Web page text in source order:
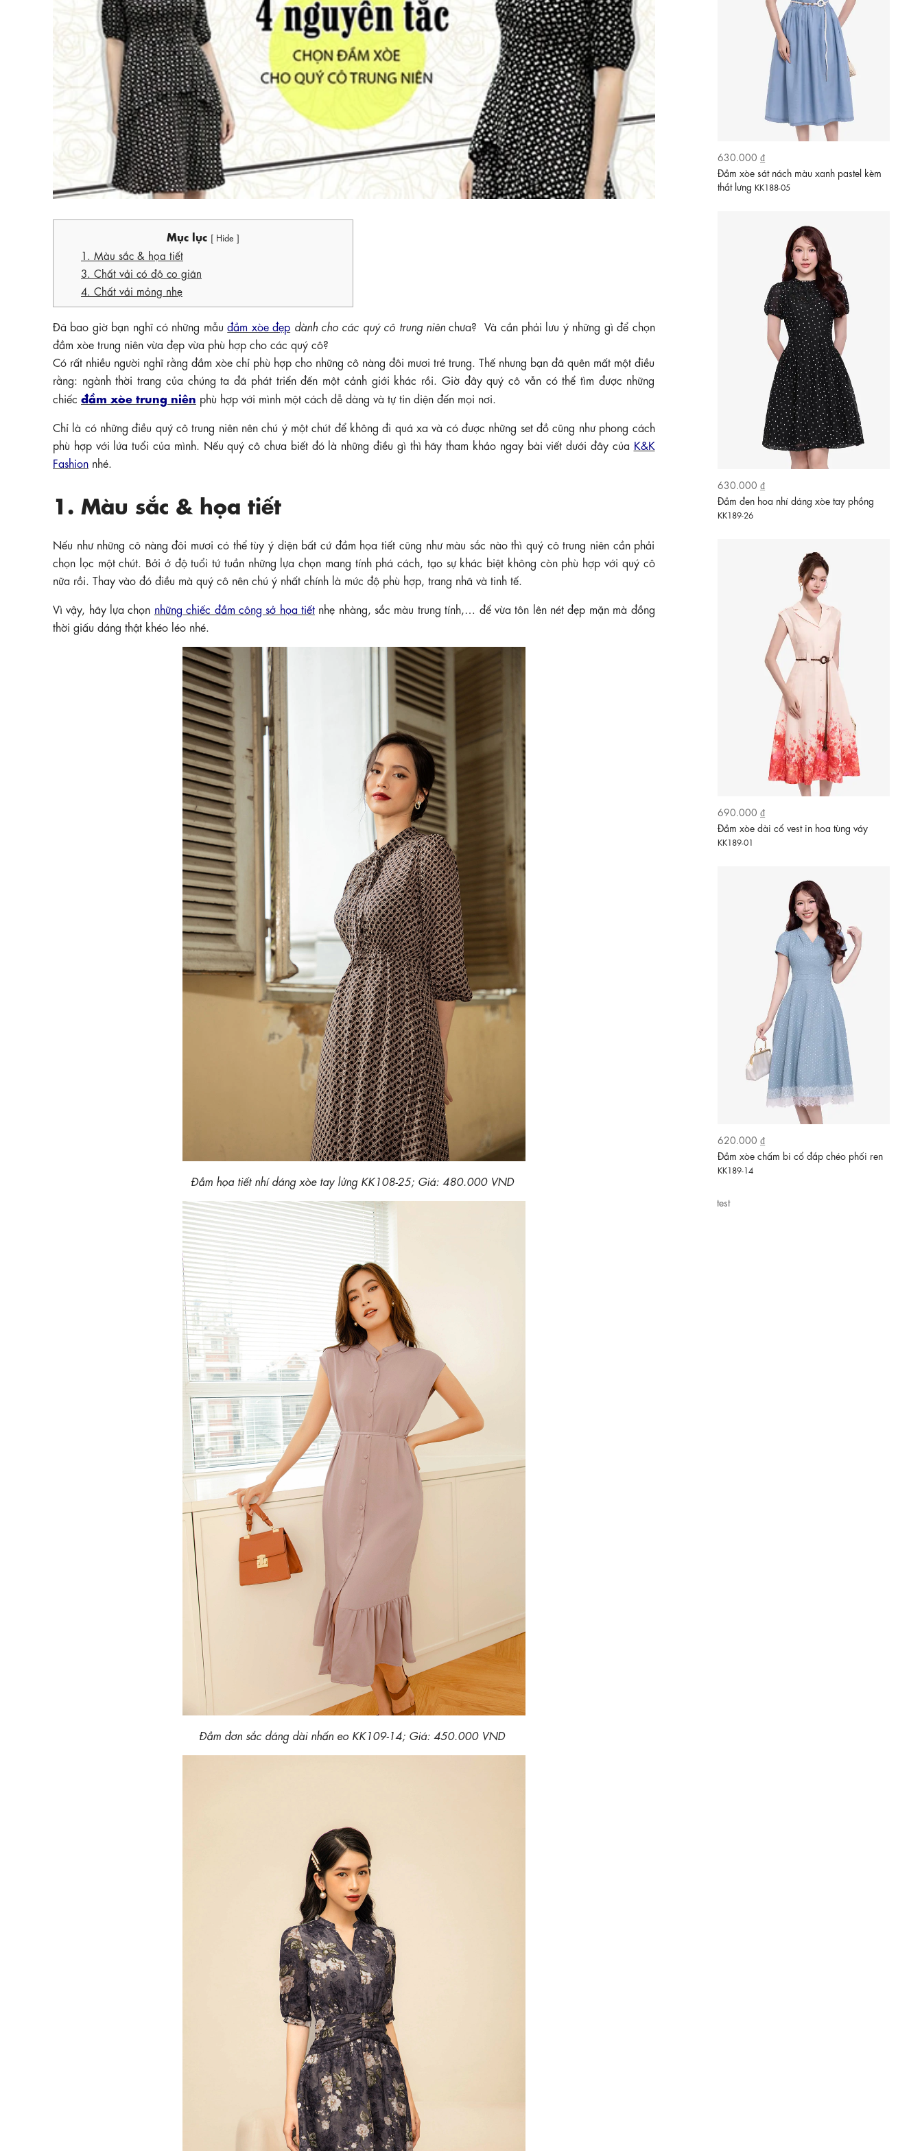
Mục lục [ Hide ]
1. Màu sắc & họa tiết
3. Chất vải có độ co giãn
4. Chất vải mỏng nhẹ
Đã bao giờ bạn nghĩ có những mẫuđầm xòe đẹp dành cho các quý cô trung niên chưa? Và cần phải lưu ý những gì để chọn
đầm xòe trung niên vừa đẹp vừa phù hợp cho các quý cô?
Có rất nhiều người nghĩ rằng đầm xòe chỉ phù hợp cho những cô nàng đôi mươi trẻ trung. Thế nhưng bạn đã quên mất một điều
rằng: ngành thời trang của chúng ta đã phát triển đến một cảnh giới khác rồi. Giờ đây quý cô vẫn có thể tìm được những
chiếc đầm xòe trung niên phù hợp với mình một cách dễ dàng và tự tin diện đến mọi nơi.
Chỉ là có những điều quý cô trung niên nên chú ý một chút để không đi quá xa và có được những set đồ cũng như phong cách
phù hợp với lứa tuổi của mình. Nếu quý cô chưa biết đó là những điều gì thì hãy tham khảo ngay bài viết dưới đây của K&K
Fashion nhé.
1. Màu sắc & họa tiết
Nếu như những cô nàng đôi mươi có thể tùy ý diện bất cứ đầm họa tiết cũng như màu sắc nào thì quý cô trung niên cần phải
chọn lọc một chút. Bởi ở độ tuổi tứ tuần những lựa chọn mang tính phá cách, tạo sự khác biệt không còn phù hợp với quý cô
nữa rồi. Thay vào đó điều mà quý cô nên chú ý nhất chính là mức độ phù hợp, trang nhã và tinh tế.
Vì vậy, hãy lựa chọn những chiếc đầm công sở họa tiết nhẹ nhàng, sắc màu trung tính,… để vừa tôn lên nét đẹp mặn mà đồng
thời giấu dáng thật khéo léo nhé.
Đầm họa tiết nhí dáng xòe tay lửng KK108-25; Giá: 480.000 VND
Đầm đơn sắc dáng dài nhấn eo KK109-14; Giá: 450.000 VND
630.000 ₫
Đầm đen hoa nhí dáng xòe tay phồng
KK189-26
690.000 ₫
Đầm xòe dài cổ vest in hoa tùng váy
KK189-01
620.000 ₫
Đầm xòe chấm bi cổ đắp chéo phối ren
KK189-14
710.000 ₫
Đầm trắng họa tiết hoa dáng chữ A
KK189-12
test